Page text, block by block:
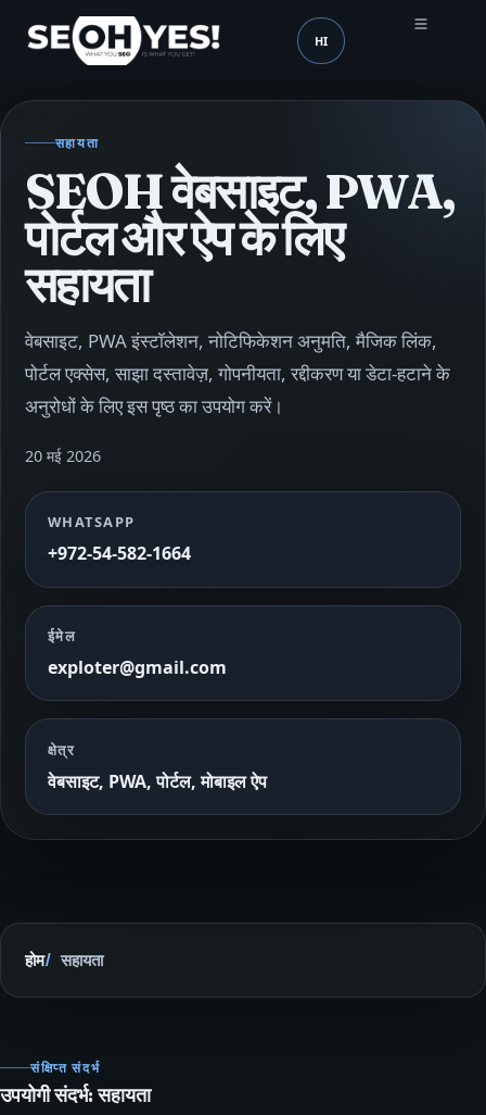
SEOH भाषा (mobile header)
HI
सहायता
SEOH वेबसाइट, PWA,
पोर्टल और ऐप के लिए
सहायता
वेबसाइट, PWA इंस्टॉलेशन, नोटिफिकेशन अनुमति, मैजिक लिंक,
पोर्टल एक्सेस, साझा दस्तावेज़, गोपनीयता, रद्दीकरण या डेटा-हटाने के
अनुरोधों के लिए इस पृष्ठ का उपयोग करें।
20 मई 2026
WHATSAPP
+972-54-582-1664
ईमेल
exploter@gmail.com
क्षेत्र
वेबसाइट, PWA, पोर्टल, मोबाइल ऐप
होम सहायता
संक्षिप्त संदर्भ
उपयोगी संदर्भ: सहायता